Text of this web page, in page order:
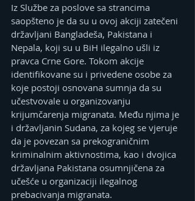
Iz Službe za poslove sa strancima
saopšteno je da su u ovoj akciji zatečeni
državljani Bangladeša, Pakistana i
Nepala, koji su u BiH ilegalno ušli iz
pravca Crne Gore. Tokom akcije
identifikovane su i privedene osobe za
koje postoji osnovana sumnja da su
učestvovale u organizovanju
krijumčarenja migranata. Među njima je
i državljanin Sudana, za kojeg se vjeruje
da je povezan sa prekograničnim
kriminalnim aktivnostima, kao i dvojica
državljana Pakistana osumnjičena za
učešće u organizaciji ilegalnog
prebacivanja migranata.